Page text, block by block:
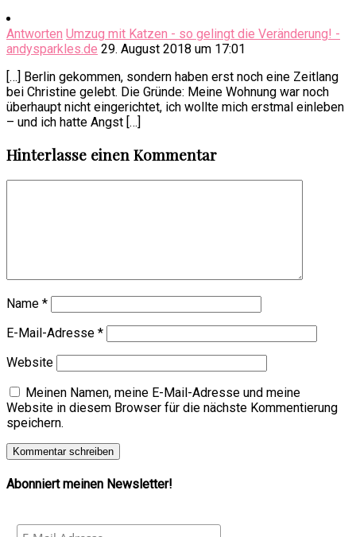
Antworten Umzug mit Katzen - so gelingt die Veränderung! -
andysparkles.de 29. August 2018 um 17:01
[…] Berlin gekommen, sondern haben erst noch eine Zeitlang
bei Christine gelebt. Die Gründe: Meine Wohnung war noch
überhaupt nicht eingerichtet, ich wollte mich erstmal einleben
– und ich hatte Angst […]
Hinterlasse einen Kommentar
Name *
E-Mail-Adresse *
Website
Meinen Namen, meine E-Mail-Adresse und meine
Website in diesem Browser für die nächste Kommentierung
speichern.
Abonniert meinen Newsletter!